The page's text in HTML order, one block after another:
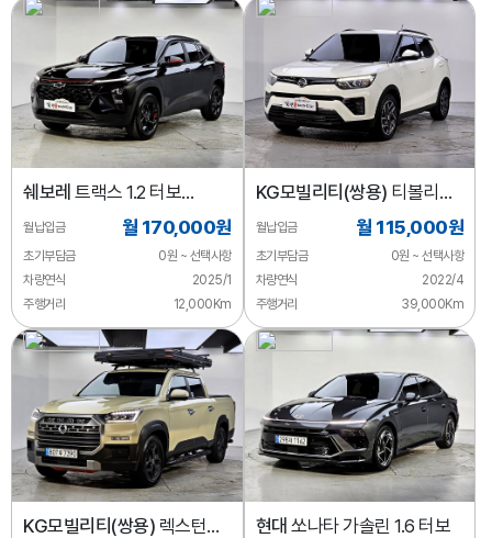
쉐보레 트랙스 1.2 터보
레드라인
월납입금 월 170,000원
초기부담금
0원 ~ 선택사항
차량연식
2025/1
주행거리
12,000Km
KG모빌리티(쌍용) 티볼리
2WD 가솔린 1.5
월납입금 월 115,000원
초기부담금
0원 ~ 선택사항
차량연식
2022/4
주행거리
39,000Km
KG모빌리티(쌍용) 렉스턴
현대 쏘나타 가솔린 1.6 터보